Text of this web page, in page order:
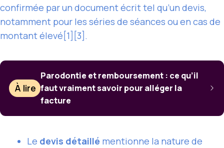
confirmée par un document écrit tel qu’un devis,
notamment pour les séries de séances ou en cas de
montant élevé[1][3].
À lire
Parodontie et remboursement : ce qu’il
faut vraiment savoir pour alléger la
facture
Le devis détaillé mentionne la nature de